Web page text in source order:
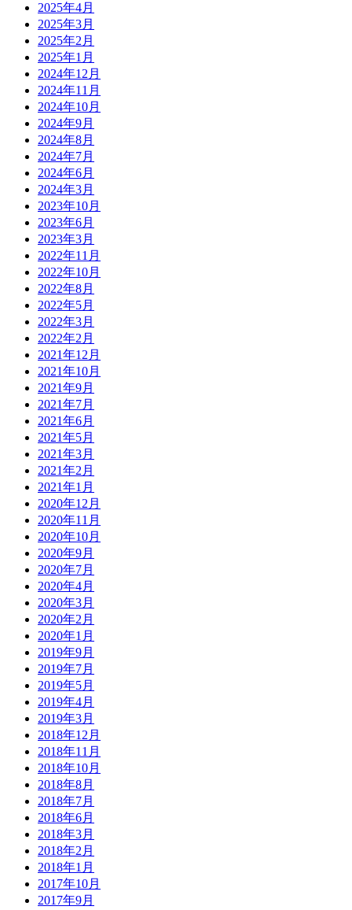
2025年4月
2025年3月
2025年2月
2025年1月
2024年12月
2024年11月
2024年10月
2024年9月
2024年8月
2024年7月
2024年6月
2024年3月
2023年10月
2023年6月
2023年3月
2022年11月
2022年10月
2022年8月
2022年5月
2022年3月
2022年2月
2021年12月
2021年10月
2021年9月
2021年7月
2021年6月
2021年5月
2021年3月
2021年2月
2021年1月
2020年12月
2020年11月
2020年10月
2020年9月
2020年7月
2020年4月
2020年3月
2020年2月
2020年1月
2019年9月
2019年7月
2019年5月
2019年4月
2019年3月
2018年12月
2018年11月
2018年10月
2018年8月
2018年7月
2018年6月
2018年3月
2018年2月
2018年1月
2017年10月
2017年9月